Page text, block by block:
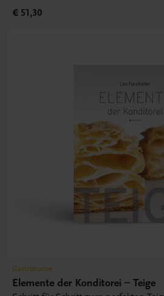
€ 51,30
Gastronomie
Elemente der Konditorei – Teige